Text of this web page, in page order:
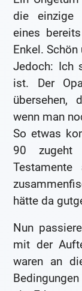
die einzige
eines
Enkel.
Jedoch: Ich
ist. Der
übersehen,
wenn man
So etwas
90
hätte da
Nun
mit der
waren an